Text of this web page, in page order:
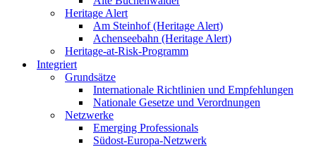
Heritage Alert
Am Steinhof (Heritage Alert)
Achenseebahn (Heritage Alert)
Heritage-at-Risk-Programm
Integriert
Grundsätze
Internationale Richtlinien und Empfehlungen
Nationale Gesetze und Verordnungen
Netzwerke
Emerging Professionals
Südost-Europa-Netzwerk